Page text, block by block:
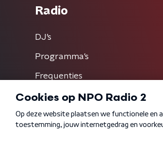
Radio
DJ’s
Programma's
Frequenties
Algemene voorwaarden Privacybeleid